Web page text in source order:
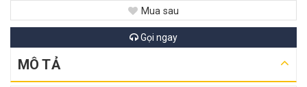
Mua sau
Gọi ngay
MÔ TẢ